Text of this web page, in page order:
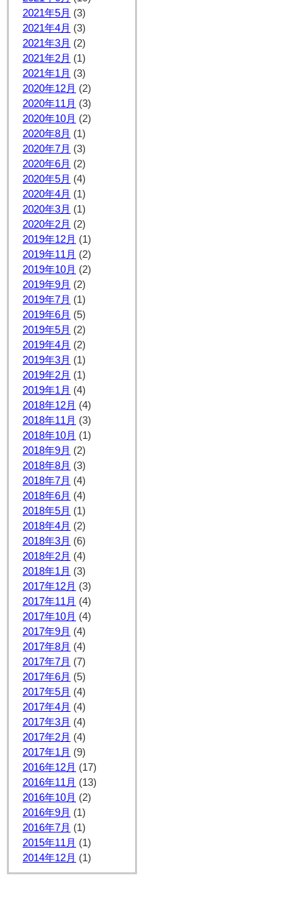
2021年5月 (3)
2021年4月 (3)
2021年3月 (2)
2021年2月 (1)
2021年1月 (3)
2020年12月 (2)
2020年11月 (3)
2020年10月 (2)
2020年8月 (1)
2020年7月 (3)
2020年6月 (2)
2020年5月 (4)
2020年4月 (1)
2020年3月 (1)
2020年2月 (2)
2019年12月 (1)
2019年11月 (2)
2019年10月 (2)
2019年9月 (2)
2019年7月 (1)
2019年6月 (5)
2019年5月 (2)
2019年4月 (2)
2019年3月 (1)
2019年2月 (1)
2019年1月 (4)
2018年12月 (4)
2018年11月 (3)
2018年10月 (1)
2018年9月 (2)
2018年8月 (3)
2018年7月 (4)
2018年6月 (4)
2018年5月 (1)
2018年4月 (2)
2018年3月 (6)
2018年2月 (4)
2018年1月 (3)
2017年12月 (3)
2017年11月 (4)
2017年10月 (4)
2017年9月 (4)
2017年8月 (4)
2017年7月 (7)
2017年6月 (5)
2017年5月 (4)
2017年4月 (4)
2017年3月 (4)
2017年2月 (4)
2017年1月 (9)
2016年12月 (17)
2016年11月 (13)
2016年10月 (2)
2016年9月 (1)
2016年7月 (1)
2015年11月 (1)
2014年12月 (1)